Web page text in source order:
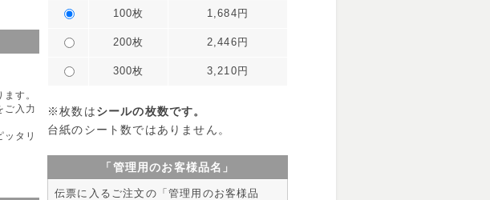
す。
ご入力
タリ
100枚 1,684円
200枚 2,446円
300枚 3,210円
※枚数はシールの枚数です。
台紙のシート数ではありません。
「管理用のお客様品名」
伝票に入るご注文の「管理用のお客様品